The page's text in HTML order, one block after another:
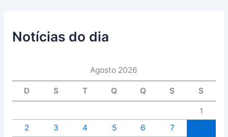
Notícias do dia
Agosto 2026
D S T Q Q S S
1
2
3 4 5 6 7